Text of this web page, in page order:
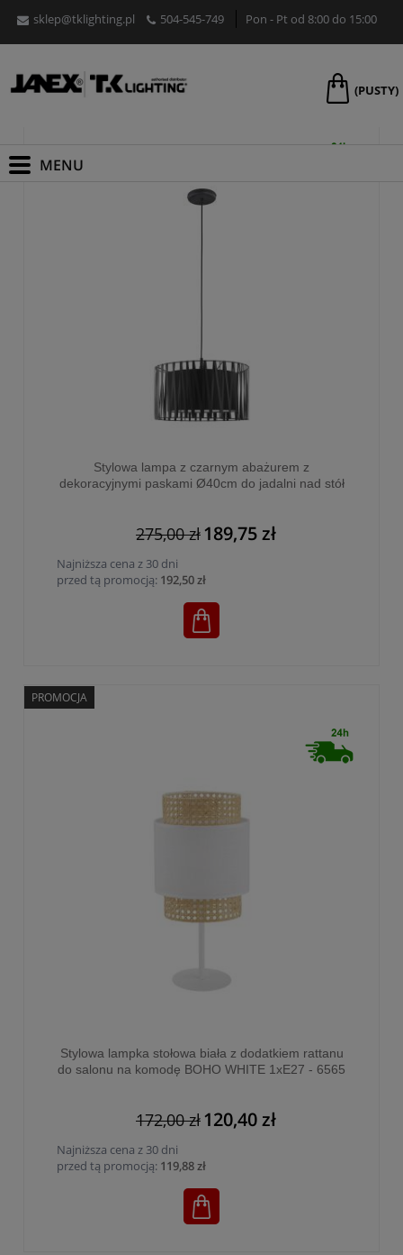
sklep@tklighting.pl 504-545-749 Pon - Pt od 8:00 do 15:00
(PUSTY)
Lampy do jadalni
Stylowa lampa z czarnym abażurem z
dekoracyjnymi paskami Ø40cm do jadalni nad stół
275,00 zł 189,75 zł
Najniższa cena z 30 dni
przed tą promocją: 192,50 zł
Stylowa lampka stołowa biała z dodatkiem rattanu
do salonu na komodę BOHO WHITE 1xE27 - 6565
172,00 zł 120,40 zł
Najniższa cena z 30 dni
przed tą promocją: 119,88 zł
PROMOCJA